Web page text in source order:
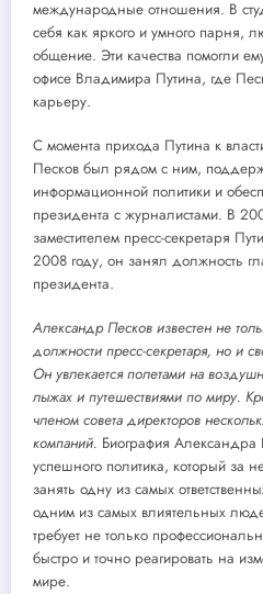
международные отношения. В
себя как яркого и умного парня,
общение. Эти качества помогли
офисе Владимира Путина, где
карьеру.
С момента прихода Путина к
Песков был рядом с ним,
информационной политики и
президента с журналистами. В
заместителем пресс-секретаря
2008 году, он занял должность
президента.
Александр Песков известен не
должности пресс-секретаря, но и
Он увлекается полетами на
лыжах и путешествиями по миру.
членом совета директоров
компаний. Биография Александра
успешного политика, который за
занять одну из самых
одним из самых влиятельных
требует не только
быстро и точно реагировать на
мире.